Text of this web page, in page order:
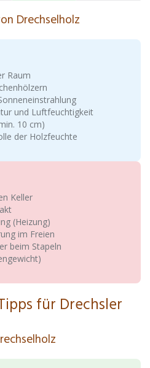
Drechselholz
Raum
und Luftfeuchtigkeit
10 cm)
der Holzfeuchte
Keller
(Heizung)
im Freien
beim Stapeln
für Drechsler